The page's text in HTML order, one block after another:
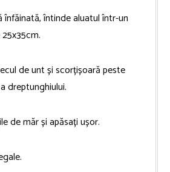
înfăinată, întinde aluatul într-un
de unt și scorțișoară peste
dreptunghiului.
de măr și apăsați ușor.